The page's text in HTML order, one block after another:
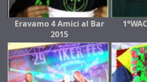
Eravamo 4 Amici al Bar
2015